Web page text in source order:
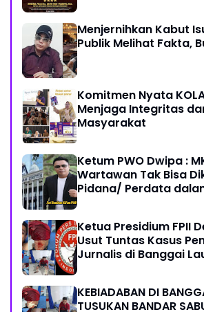
Menjernihkan Kabut
Publik Melihat Fakta,
Komitmen Nyata
Menjaga Integritas
Masyarakat
Ketum PWO Dwipa :
Wartawan Tak Bisa
Pidana/ Perdata
Ketua Presidium FPII
Usut Tuntas Kasus
Jurnalis di Banggai
KEBIADABAN DI
TUSUKAN BANDAR